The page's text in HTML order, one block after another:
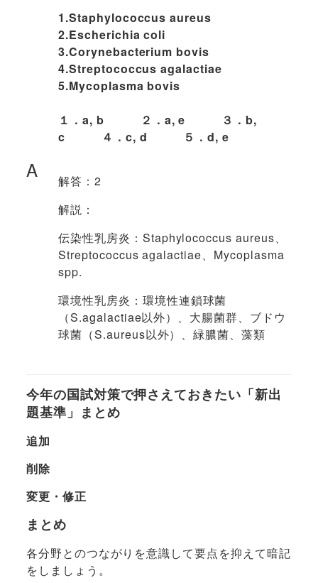
1.Staphylococcus aureus
2.Escherichia coli
3.Corynebacterium bovis
4.Streptococcus agalactiae
5.Mycoplasma bovis
１．a, b ２．a, e ３．b,
c ４．c, d ５．d, e
A
解答：2
解説：
伝染性乳房炎：Staphylococcus aureus、
Streptococcus agalactiae、Mycoplasma
spp.
環境性乳房炎：環境性連鎖球菌
（S.agalactiae以外）、大腸菌群、ブドウ
球菌（S.aureus以外）、緑膿菌、藻類
今年の国試対策で押さえておきたい「新出
題基準」まとめ
追加
削除
変更・修正
まとめ
各分野とのつながりを意識して要点を抑えて暗記
をしましょう。